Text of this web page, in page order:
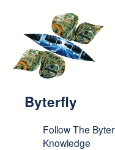
Byterfly
Follow The
Knowledge